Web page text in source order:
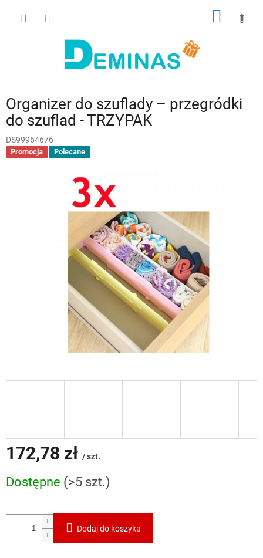
Organizer do szuflady – przegródki
do szuflad - TRZYPAK
DS99964676
Promocja Polecane
172,78 zł / szt.
jednostkowa:
Dostępne (>5 szt.)
Dodaj do koszyka